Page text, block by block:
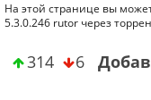
На этой странице вы
5.3.0.246 rutor через
314 6